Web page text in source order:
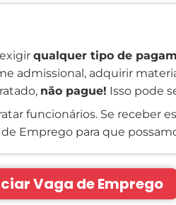
exigirqualquer tipo de
admissional, adquirir
não pague! Isso pode
funcionários. Se receber
Emprego para que
Vaga de Emprego